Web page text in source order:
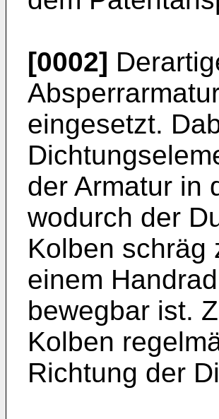
[0002]
eingesetzt.
der Armatur in
wodurch der
Kolben schräg
einem
bewegbar ist.
Kolben
Richtung der